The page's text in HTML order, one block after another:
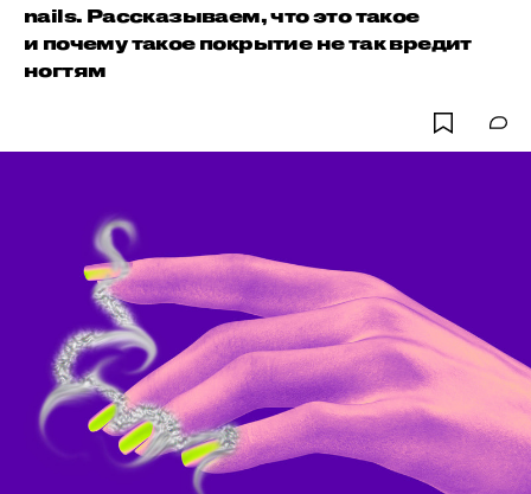
nails. Рассказываем, что это такое
и почему такое покрытие не так вредит
ногтям